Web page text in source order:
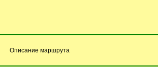
Описание маршрута